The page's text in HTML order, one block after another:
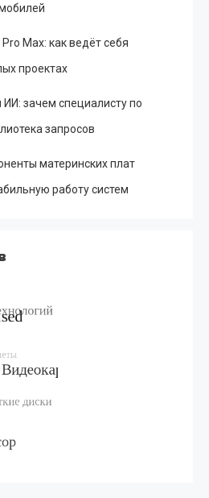
Max: как ведёт себя
проектах
зачем специалисту по
запросов
материнских плат
работу систем